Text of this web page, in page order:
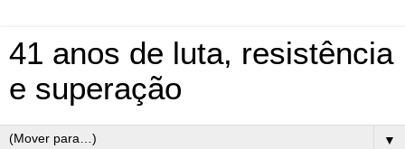
41 anos de luta, resistência
e superação
▼